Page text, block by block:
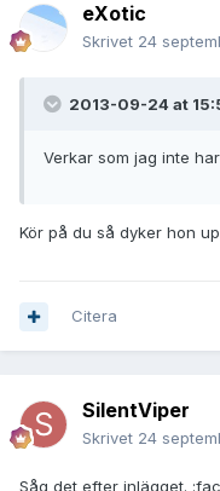
eXotic
Skrivet 24
2013-09-24 at
Verkar som jag inte
Kör på du så dyker hon
Citera
SilentViper
Skrivet 24
Såg det efter inlägget.